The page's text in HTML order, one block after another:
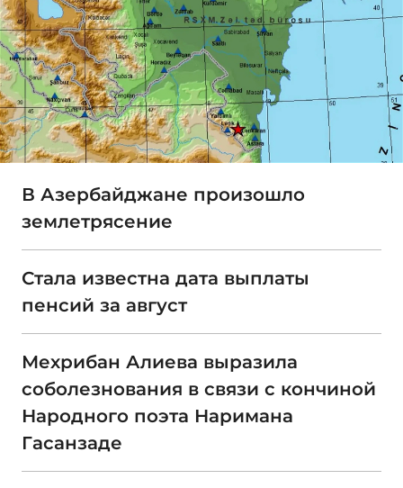
В Азербайджане произошло
землетрясение
Стала известна дата выплаты
пенсий за август
Мехрибан Алиева выразила
соболезнования в связи с кончиной
Народного поэта Наримана
Гасанзаде